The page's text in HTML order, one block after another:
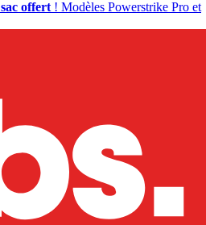
sac offert ! Modèles Powerstrike Pro et